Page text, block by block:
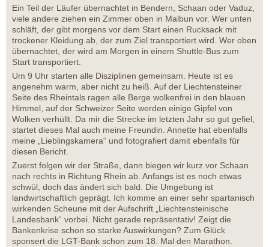
Ein Teil der Läufer übernachtet in Bendern, Schaan oder Vaduz,
viele andere ziehen ein Zimmer oben in Malbun vor. Wer unten
schläft, der gibt morgens vor dem Start einen Rucksack mit
trockener Kleidung ab, der zum Ziel transportiert wird. Wer oben
übernachtet, der wird am Morgen in einem Shuttle-Bus zum
Start transportiert.
Um 9 Uhr starten alle Disziplinen gemeinsam. Heute ist es
angenehm warm, aber nicht zu heiß. Auf der Liechtensteiner
Seite des Rheintals ragen alle Berge wolkenfrei in den blauen
Himmel, auf der Schweizer Seite werden einige Gipfel von
Wolken verhüllt. Da mir die Strecke im letzten Jahr so gut gefiel,
startet dieses Mal auch meine Freundin. Annette hat ebenfalls
meine „Lieblingskamera“ und fotografiert damit ebenfalls für
diesen Bericht.
Zuerst folgen wir der Straße, dann biegen wir kurz vor Schaan
nach rechts in Richtung Rhein ab. Anfangs ist es noch etwas
schwül, doch das ändert sich bald. Die Umgebung ist
landwirtschaftlich geprägt. Ich komme an einer sehr spartanisch
wirkenden Scheune mit der Aufschrift „Liechtensteinische
Landesbank“ vorbei. Nicht gerade repräsentativ! Zeigt die
Bankenkrise schon so starke Auswirkungen? Zum Glück
sponsert die LGT-Bank schon zum 18. Mal den Marathon.